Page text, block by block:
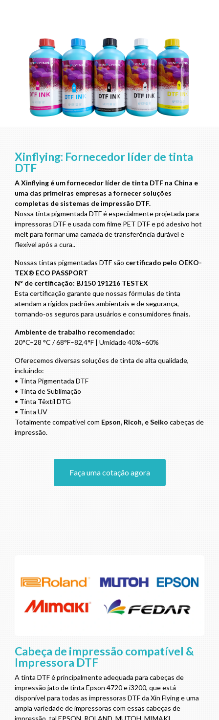
Xinflying: Fornecedor líder de tinta
DTF
A Xinflying é um fornecedor líder de tinta DTF na China e
uma das primeiras empresas a fornecer soluções
completas de sistemas de impressão DTF.
Nossa tinta pigmentada DTF é especialmente projetada para
impressoras DTF e usada com filme PET DTF e pó adesivo hot
melt para formar uma camada de transferência durável e
flexível após a cura..
Nossas tintas pigmentadas DTF são certificado pelo OEKO-
TEX® ECO PASSPORT
Nº de certificação: BJ150 191216 TESTEX
Esta certificação garante que nossas fórmulas de tinta
atendam a rígidos padrões ambientais e de segurança,
tornando-os seguros para usuários e consumidores finais.
Ambiente de trabalho recomendado:
20°C–28 °C / 68°F–82,4°F | Umidade 40%–60%
Oferecemos diversas soluções de tinta de alta qualidade,
incluindo:
• Tinta Pigmentada DTF
• Tinta de Sublimação
• Tinta Têxtil DTG
• Tinta UV
Totalmente compatível com Epson, Ricoh, e Seiko cabeças de
impressão.
Faça uma cotação agora
Cabeça de impressão compatível &
Impressora DTF
A tinta DTF é principalmente adequada para cabeças de
impressão jato de tinta Epson 4720 e i3200, que está
disponível para todas as impressoras DTF da Xin Flying e uma
ampla variedade de impressoras com essas cabeças de
impressão, tal EPSON, ROLAND, MUTOH, MIMAKI.